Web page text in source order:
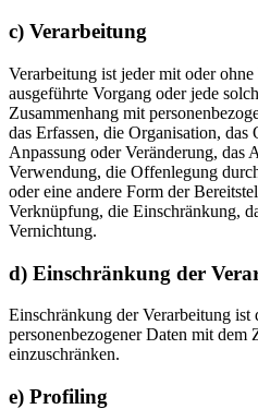
c) Verarbeitung
Verarbeitung ist jeder mit oder
ausgeführte Vorgang oder jede
Zusammenhang mit
das Erfassen, die Organisation,
Anpassung oder Veränderung, das
Verwendung, die Offenlegung
oder eine andere Form der
Verknüpfung, die Einschränkung,
Vernichtung.
d) Einschränkung der
Einschränkung der Verarbeitung
personenbezogener Daten mit
einzuschränken.
e) Profiling